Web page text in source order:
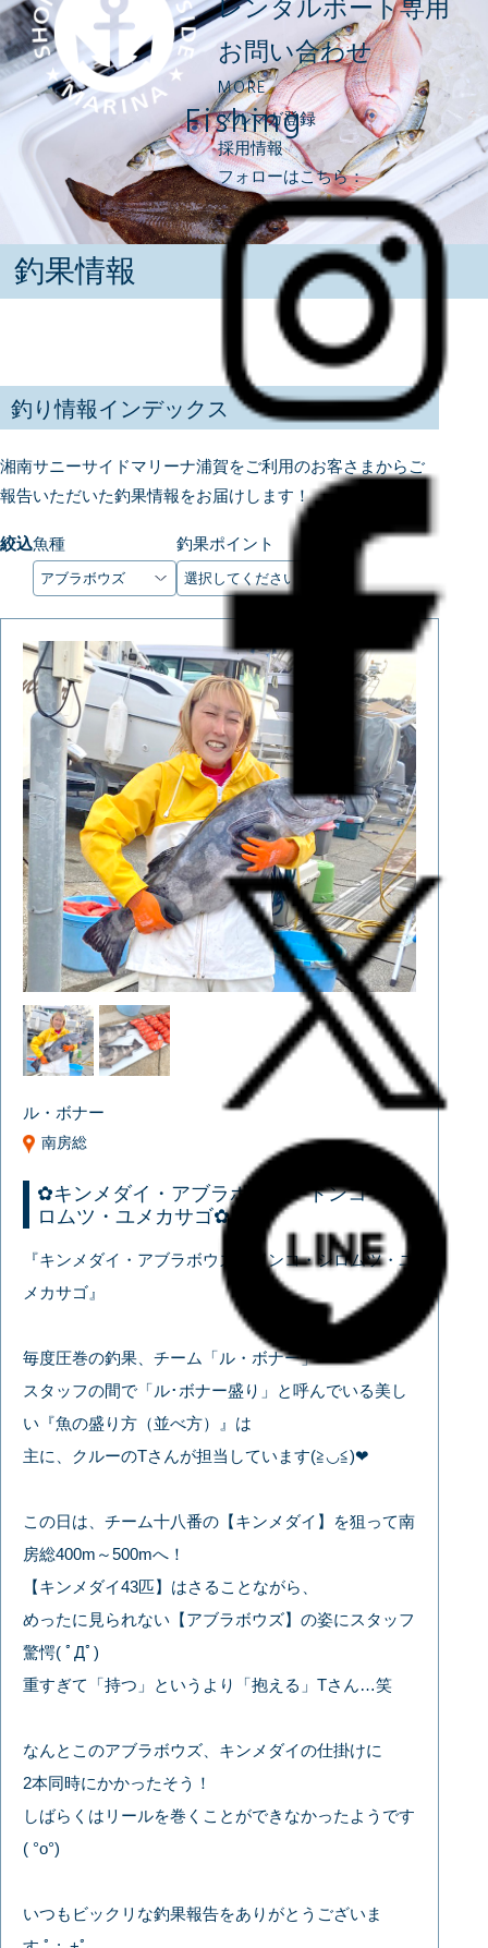
レンタルボート専用
お問い合わせ
MORE
メルマガ登録
採用情報
フォローはこちら：
Fishing
釣果情報
釣り情報インデックス
湘南サニーサイドマリーナ浦賀をご利用のお客さまからご
報告いただいた釣果情報をお届けします！
絞込魚種 釣果ポイント
ル・ボナー
南房総
✿キンメダイ・アブラボウズ・ドンコ・シ
ロムツ・ユメカサゴ✿
『キンメダイ・アブラボウズ・ドンコ・シロムツ・ユ
メカサゴ』
毎度圧巻の釣果、チーム「ル・ボナー」
スタッフの間で「ル･ボナー盛り」と呼んでいる美し
い『魚の盛り方（並べ方）』は
主に、クルーのTさんが担当しています(≧◡≦)❤
この日は、チーム十八番の【キンメダイ】を狙って南
房総400m～500mへ！
【キンメダイ43匹】はさることながら、
めったに見られない【アブラボウズ】の姿にスタッフ
驚愕( ﾟДﾟ)
重すぎて「持つ」というより「抱える」Tさん…笑
なんとこのアブラボウズ、キンメダイの仕掛けに
2本同時にかかったそう！
しばらくはリールを巻くことができなかったようです
( °o°)
いつもビックリな釣果報告をありがとうございま